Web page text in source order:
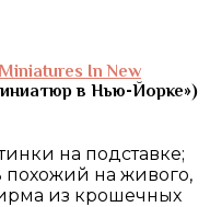
In New
в Нью-Йорке»)
на подставке;
похожий на живого,
из крошечных